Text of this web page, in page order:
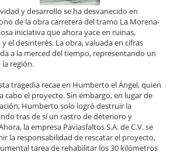
y desarrollo se ha desvanecido en
de la obra carretera del tramo La Morena-
iniciativa que ahora yace en ruinas,
el desinterés. La obra, valuada en cifras
a la merced del tiempo, representando un
región.
tragedia recae en Humberto el Ángel, quien
cabo el proyecto. Sin embargo, en lugar de
Humberto solo logró destruir la
tras de sí un rastro de deterioro y
la empresa Paviasfaltos S.A. de C.V. se
la responsabilidad de rescatar el proyecto,
tarea de rehabilitar los 30 kilómetros